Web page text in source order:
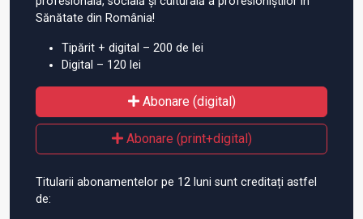
Sănătate din România!
Tipărit + digital – 200 de lei
Digital – 120 lei
Abonare (digital)
Abonare (print+digital)
Titularii abonamentelor pe 12 luni sunt creditați astfel
de: